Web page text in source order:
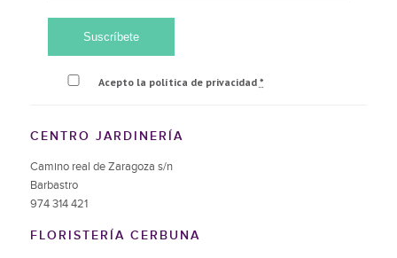
Acepto la política de privacidad *
CENTRO JARDINERÍA
Camino real de Zaragoza s/n
Barbastro
974 314 421
FLORISTERÍA CERBUNA